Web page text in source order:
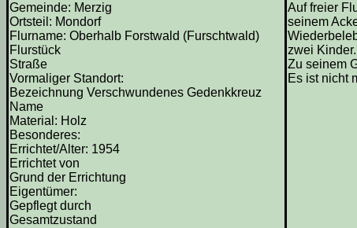
Gemeinde: Merzig
Ortsteil: Mondorf
Flurname: Oberhalb Forstwald (Furschtwald)
Flurstück
Straße
Vormaliger Standort:
Bezeichnung Verschwundenes Gedenkkreuz
Name
Material: Holz
Besonderes:
Errichtet/Alter: 1954
Errichtet von
Grund der Errichtung
Eigentümer:
Gepflegt durch
Gesamtzustand
Auf freier
seinem
zwei Kinder.
Zu seinem
Es ist nicht